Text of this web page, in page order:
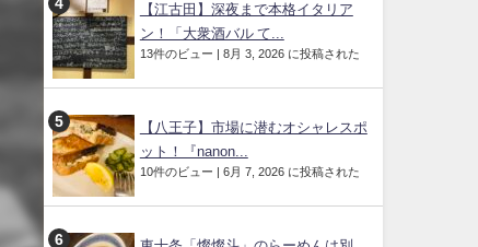
【江古田】深夜まで本格イタリア
ン！「大衆酒バル て...
13件のビュー | 8月 3, 2026 に投稿された
【八王子】市場に潜むオシャレスポ
ット！『nanon...
10件のビュー | 6月 7, 2026 に投稿された